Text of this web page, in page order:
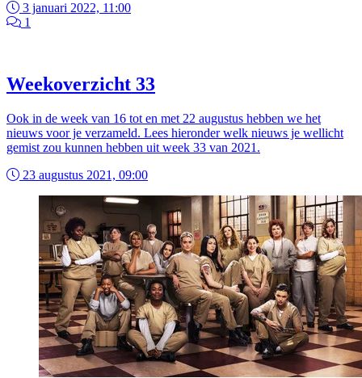
3 januari 2022, 11:00
1
Weekoverzicht 33
Ook in de week van 16 tot en met 22 augustus hebben we het
nieuws voor je verzameld. Lees hieronder welk nieuws je wellicht
gemist zou kunnen hebben uit week 33 van 2021.
23 augustus 2021, 09:00